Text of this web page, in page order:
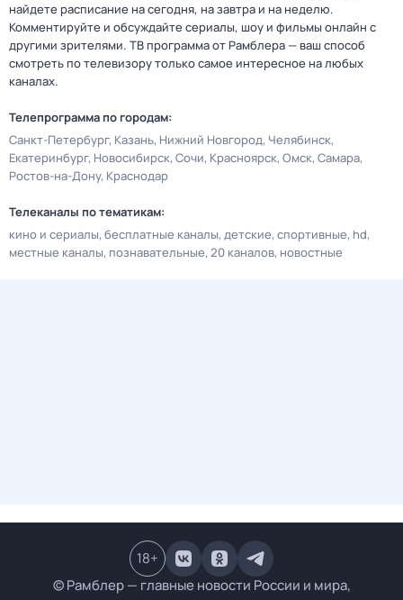
найдете расписание на сегодня, на завтра и на неделю.
Комментируйте и обсуждайте сериалы, шоу и фильмы онлайн с
другими зрителями. ТВ программа от Рамблера — ваш способ
смотреть по телевизору только самое интересное на любых
каналах.
Телепрограмма по городам:
Санкт-Петербург Казань Нижний Новгород Челябинск
Екатеринбург Новосибирск Сочи Красноярск Омск Самара
Ростов-на-Дону Краснодар
Телеканалы по тематикам:
кино и сериалы бесплатные каналы детские спортивные hd
местные каналы познавательные 20 каналов новостные
© Рамблер — главные новости России и мира,
18+